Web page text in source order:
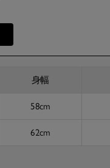
身幅
58cm
62cm